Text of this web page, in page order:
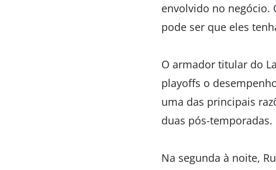
envolvido no negócio.
pode ser que eles
O armador titular do
playoffs o
uma das principais
duas pós-temporadas.
Na segunda à noite,